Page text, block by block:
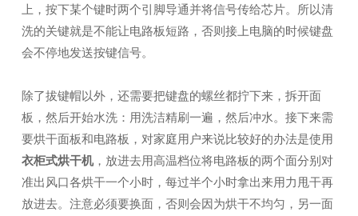
上，按下某个键时两个引脚导通并将信号传给芯片。所以清
洗的关键就是不能让电路板短路，否则接上电脑的时候键盘
会不停地发送按键信号。
除了拔键帽以外，还需要把键盘的螺丝都拧下来，拆开面
板，然后开始水洗：用洗洁精刷一遍，然后冲水。接下来需
要烘干面板和电路板，对家庭用户来说比较好的办法是使用
衣柜式烘干机，放进去用高温档位将电路板的两个面分别对
准出风口各烘干一个小时，每过半个小时拿出来用力甩干再
放进去。注意必须要换面，否则会因为烘干不均匀，另一面